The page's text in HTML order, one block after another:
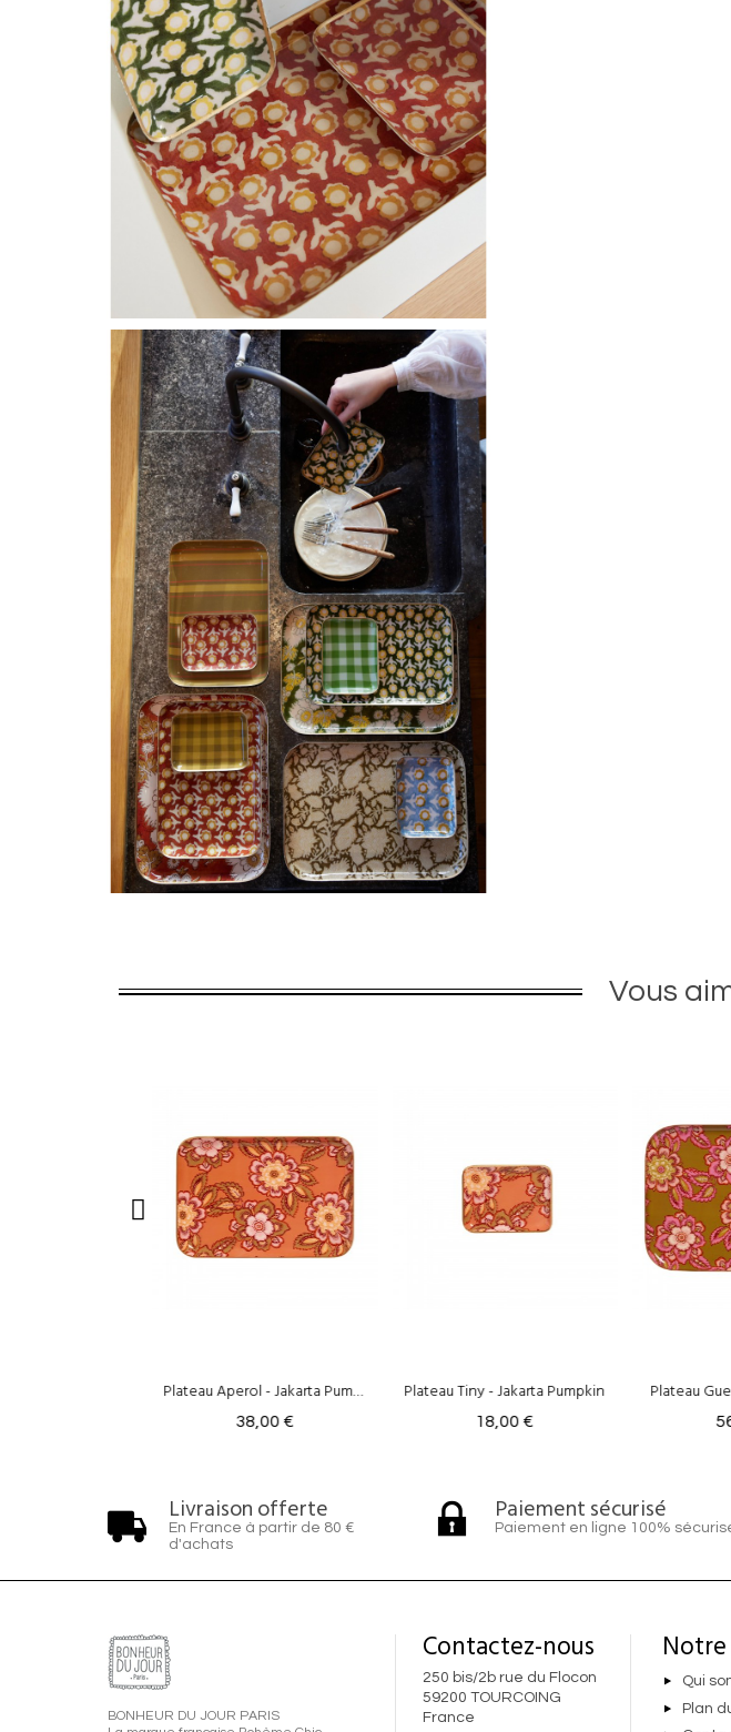
Vous
Plateau Tiny - Jakarta Pumpkin
18,00 €
Plateau Guest - Jakarta Olive
56,00 €
Plateau
Livraison offerte
En France à partir de 80 €
d'achats
Paiement sécurisé
Paiement en ligne 100%
BONHEUR DU JOUR PARIS
Contactez-nous
250 bis/2b rue du Flocon
59200 TOURCOING
France
Qui
Plan